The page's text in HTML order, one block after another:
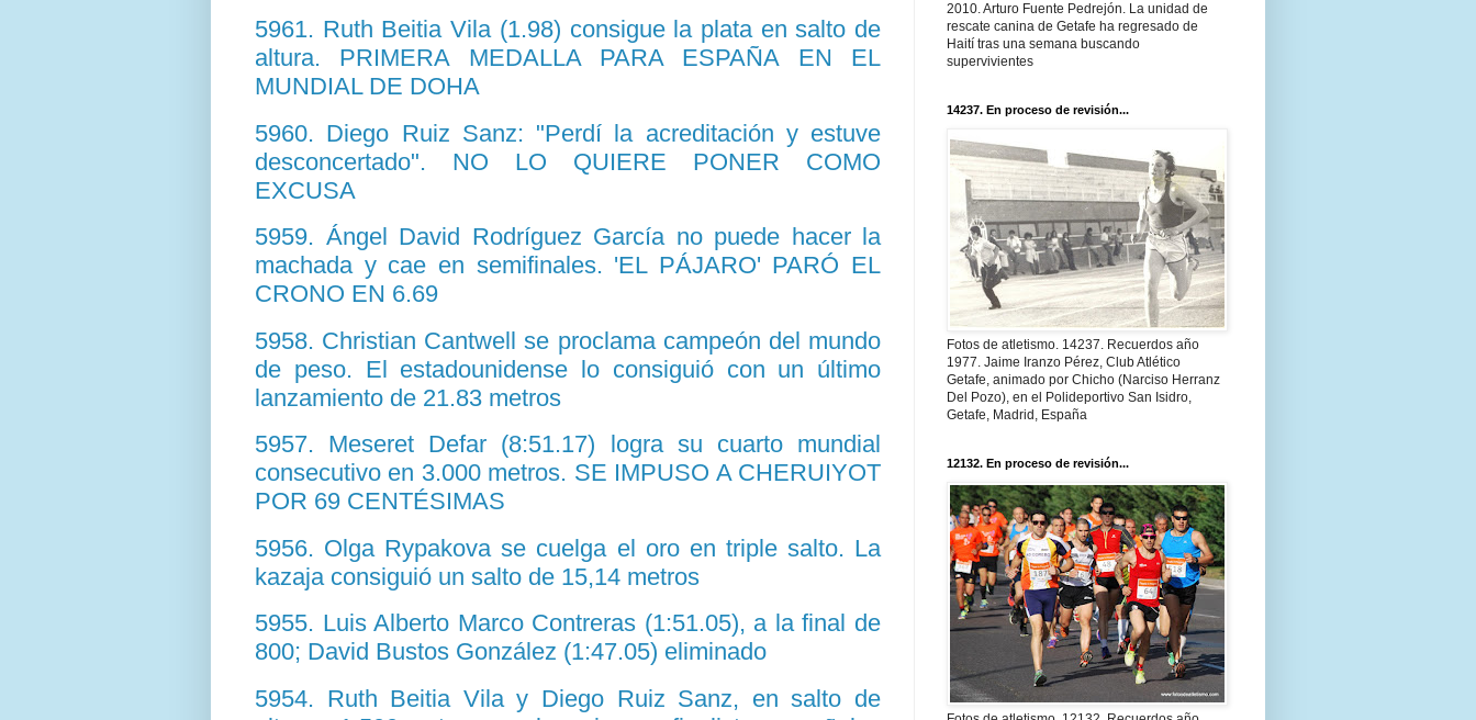
5961. Ruth Beitia Vila (1.98) consigue la plata en salto de
altura. PRIMERA MEDALLA PARA ESPAÑA EN EL
MUNDIAL DE DOHA
5960. Diego Ruiz Sanz: "Perdí la acreditación y estuve
desconcertado". NO LO QUIERE PONER COMO
EXCUSA
5959. Ángel David Rodríguez García no puede hacer la
machada y cae en semifinales. 'EL PÁJARO' PARÓ EL
CRONO EN 6.69
5958. Christian Cantwell se proclama campeón del mundo
de peso. El estadounidense lo consiguió con un último
lanzamiento de 21.83 metros
5957. Meseret Defar (8:51.17) logra su cuarto mundial
consecutivo en 3.000 metros. SE IMPUSO A CHERUIYOT
POR 69 CENTÉSIMAS
5956. Olga Rypakova se cuelga el oro en triple salto. La
kazaja consiguió un salto de 15,14 metros
5955. Luis Alberto Marco Contreras (1:51.05), a la final de
800; David Bustos González (1:47.05) eliminado
5954. Ruth Beitia Vila y Diego Ruiz Sanz, en salto de
2010. Arturo Fuente Pedrejón. La unidad de
rescate canina de Getafe ha regresado de
Haití tras una semana buscando
supervivientes
14237. En proceso de revisión...
Fotos de atletismo. 14237. Recuerdos año
1977. Jaime Iranzo Pérez, Club Atlético
Getafe, animado por Chicho (Narciso Herranz
Del Pozo), en el Polideportivo San Isidro,
Getafe, Madrid, España
12132. En proceso de revisión...